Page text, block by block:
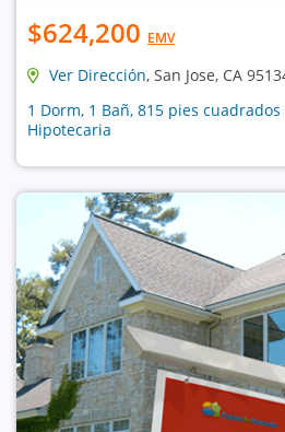
$624,200 EMV
Ver Dirección, San Jose, CA
1 Dorm, 1 Bañ, 815 pies cuadrados
Hipotecaria